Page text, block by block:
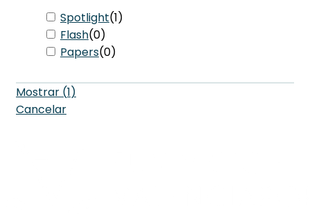
Spotlight(1)
Flash(0)
Papers(0)
Mostrar (1)
Cancelar